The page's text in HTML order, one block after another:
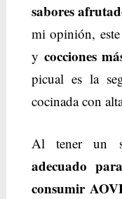
sabores
mi opinión, este
y cocciones
picual es la
cocinada con
Al tener un
adecuado
consumir